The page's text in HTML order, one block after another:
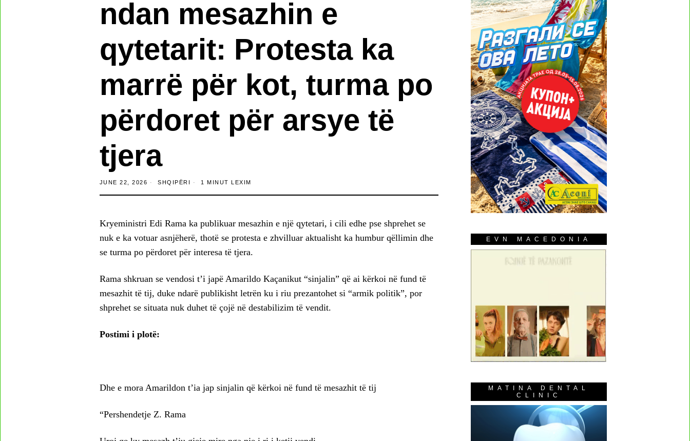
ndan mesazhin e
qytetarit: Protesta ka
marrë për kot, turma po
përdoret për arsye të
tjera
JUNE 22, 2026 SHQIPËRI 1 MINUT LEXIM
Kryeministri Edi Rama ka publikuar mesazhin e një qytetari, i cili edhe pse shprehet se
nuk e ka votuar asnjëherë, thotë se protesta e zhvilluar aktualisht ka humbur qëllimin dhe
se turma po përdoret për interesa të tjera.
Rama shkruan se vendosi t’i japë Amarildo Kaçanikut “sinjalin” që ai kërkoi në fund të
mesazhit të tij, duke ndarë publikisht letrën ku i riu prezantohet si “armik politik”, por
shprehet se situata nuk duhet të çojë në destabilizim të vendit.
Postimi i plotë:
Dhe e mora Amarildon t’ia jap sinjalin që kërkoi në fund të mesazhit të tij
“Pershendetje Z. Rama
EVN MACEDONIA
MATINA DENTAL
CLINIC